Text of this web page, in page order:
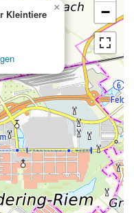
Kleintiere
×
−